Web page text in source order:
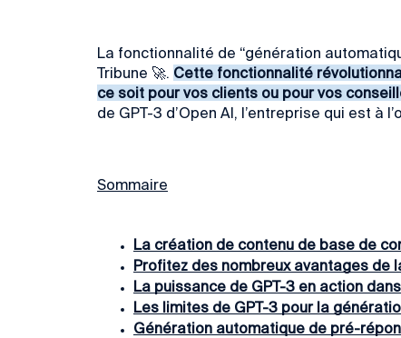
La fonctionnalité de “génération
Tribune 🚀. Cette fonctionnalité
ce soit pour vos clients ou pour vos
de GPT-3 d’Open AI, l’entreprise qui est à
Sommaire
La création de contenu de base de
Profitez des nombreux avantages
La puissance de GPT-3 en action
Les limites de GPT-3 pour la
Génération automatique de pré-